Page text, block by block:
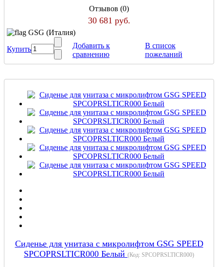
Отзывов (0)
30 681 руб.
GSG (Италия)
Купить
Добавить к
сравнению
В список
пожеланий
Сиденье для унитаза с микролифтом GSG SPEED
SPCOPRSLTICR000 Белый (Код: SPCOPRSLTICR000)